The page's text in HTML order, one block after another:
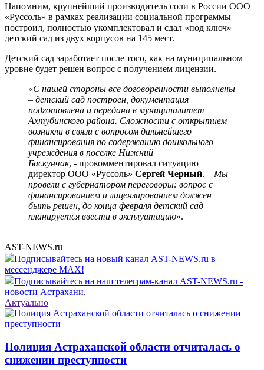
Напомним, крупнейший производитель соли в России ООО
«Руссоль» в рамках реализации социальной программы
построил, полностью укомплектовал и сдал «под ключ»
детский сад из двух корпусов на 145 мест.
Детский сад заработает после того, как на муниципальном
уровне будет решен вопрос с получением лицензии.
«С нашей стороны все договоренности выполнены
– детский сад построен, документация
подготовлена и передана в муниципалитет
Ахтубинского района. Сложности с открытием
возникли в связи с вопросом дальнейшего
финансирования по содержанию дошкольного
учреждения в поселке Нижний
Баскунчак, - прокомментировал ситуацию
директор ООО «Руссоль» Сергей Черный. – Мы
провели с губернатором переговоры: вопрос с
финансированием и лицензированием должен
быть решен, до конца февраля детский сад
планируется ввести в эксплуатацию».
AST-NEWS.ru
Подписывайтесь на новый канал AST-NEWS.ru в
мессенджере MAX!
Подписывайтесь на наш телеграм-канал AST-NEWS.ru -
новости Астрахани.
Актуально
Полиция Астраханской области отчиталась о
снижении преступности